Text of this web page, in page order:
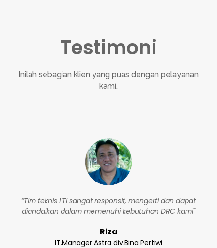
Testimoni
Inilah sebagian klien yang puas dengan pelayanan
kami.
“Tim teknis LTI sangat responsif, mengerti dan dapat
diandalkan dalam memenuhi kebutuhan DRC kami"
Riza
IT.Manager Astra div.Bina Pertiwi